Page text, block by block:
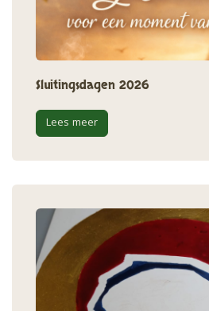
Sluitingsdagen 2026
Lees meer